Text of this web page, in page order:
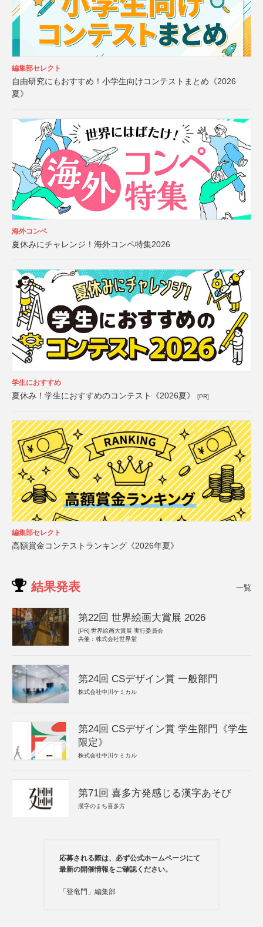
編集部セレクト
自由研究にもおすすめ！小学生向けコンテストまとめ《2026
夏》
海外コンペ
夏休みにチャレンジ！海外コンペ特集2026
学生におすすめ
夏休み！学生におすすめのコンテスト《2026夏》 [PR]
編集部セレクト
高額賞金コンテストランキング《2026年夏》
結果発表 一覧
第22回 世界絵画大賞展 2026
[PR] 世界絵画大賞展 実行委員会
共催：株式会社世界堂
第24回 CSデザイン賞 一般部門
株式会社中川ケミカル
第24回 CSデザイン賞 学生部門《学生
限定》
株式会社中川ケミカル
第71回 喜多方発感じる漢字あそび
漢字のまち喜多方
応募される際は、必ず公式ホームページにて
最新の開催情報をご確認ください。
「登竜門」編集部